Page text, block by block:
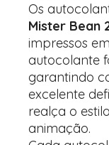
Os
Mister Bean
impressos
autocolante
garantindo
excelente
realça o
animação.